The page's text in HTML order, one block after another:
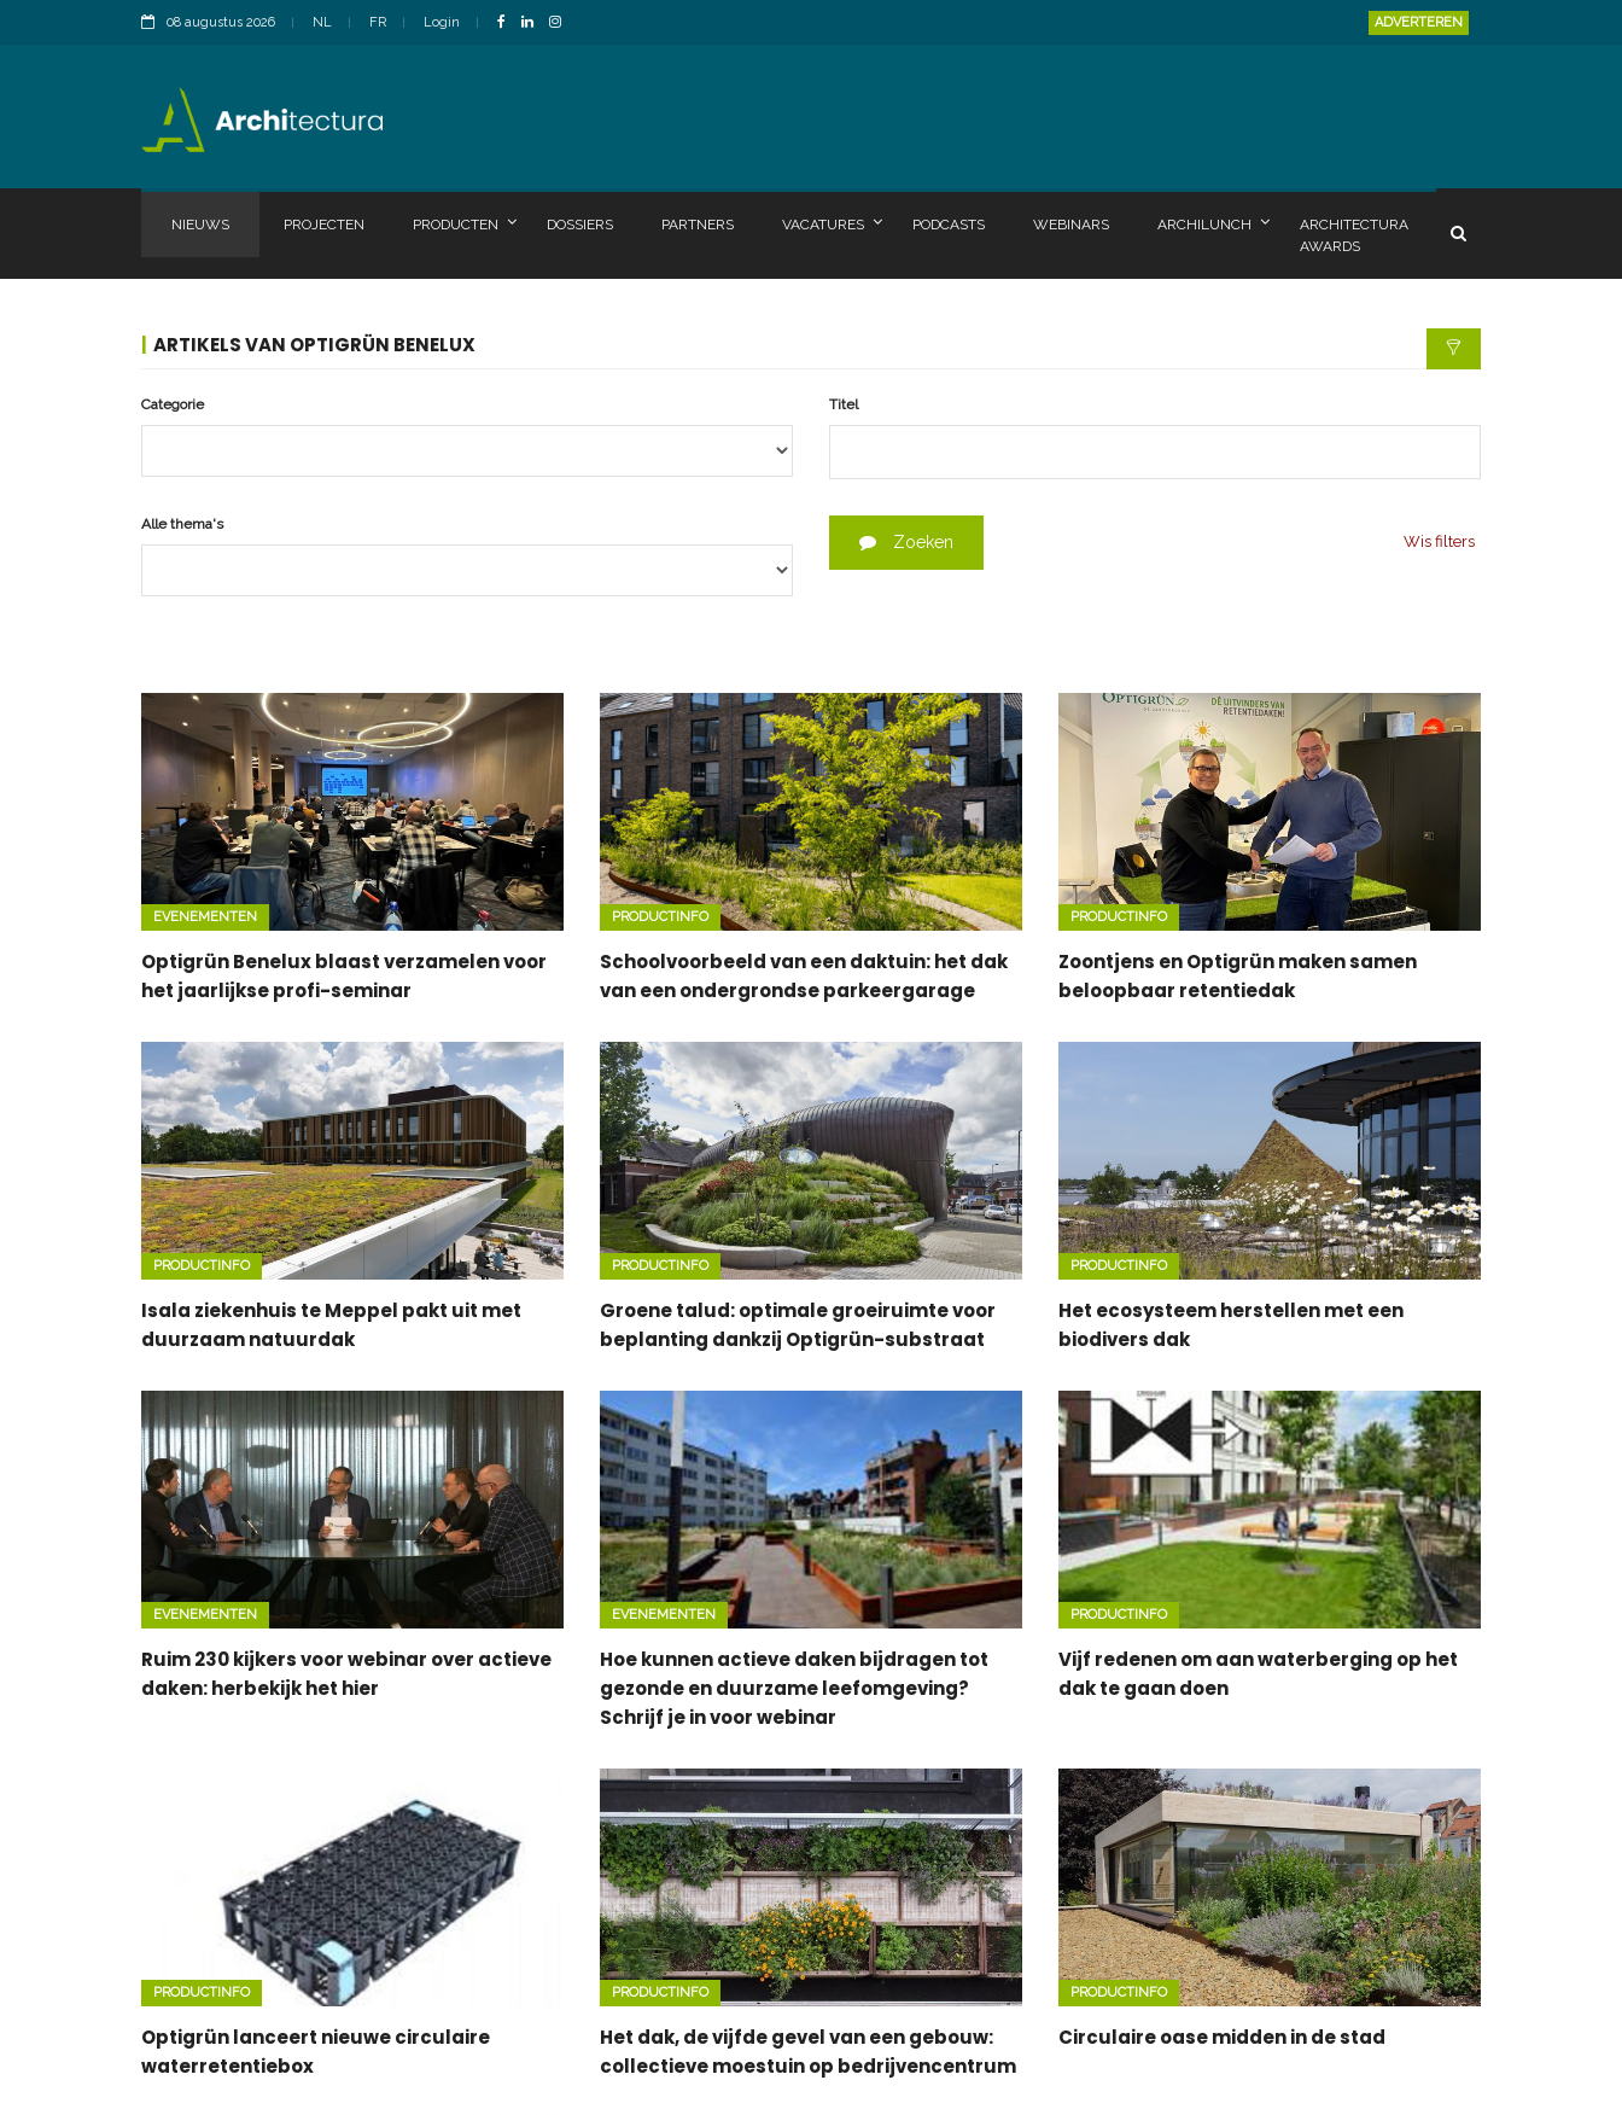
08 augustus 2026 NL FR Login ADVERTEREN
NIEUWS PROJECTEN PRODUCTEN DOSSIERS PARTNERS VACATURES PODCASTS WEBINARS ARCHILUNCH
ARCHITECTURA
AWARDS
ARTIKELS VAN OPTIGRÜN BENELUX
Categorie
Alle thema's
Titel
Zoeken Wis filters
EVENEMENTEN
Optigrün Benelux blaast verzamelen voor
het jaarlijkse profi-seminar
PRODUCTINFO
Schoolvoorbeeld van een daktuin: het dak
van een ondergrondse parkeergarage
PRODUCTINFO
Zoontjens en Optigrün maken samen
beloopbaar retentiedak
PRODUCTINFO
Isala ziekenhuis te Meppel pakt uit met
duurzaam natuurdak
PRODUCTINFO
Groene talud: optimale groeiruimte voor
beplanting dankzij Optigrün-substraat
PRODUCTINFO
Het ecosysteem herstellen met een
biodivers dak
EVENEMENTEN
Ruim 230 kijkers voor webinar over actieve
daken: herbekijk het hier
EVENEMENTEN
Hoe kunnen actieve daken bijdragen tot
gezonde en duurzame leefomgeving?
Schrijf je in voor webinar
PRODUCTINFO
Vijf redenen om aan waterberging op het
dak te gaan doen
PRODUCTINFO
Optigrün lanceert nieuwe circulaire
waterretentiebox
PRODUCTINFO
Het dak, de vijfde gevel van een gebouw:
collectieve moestuin op bedrijvencentrum
PRODUCTINFO
Circulaire oase midden in de stad